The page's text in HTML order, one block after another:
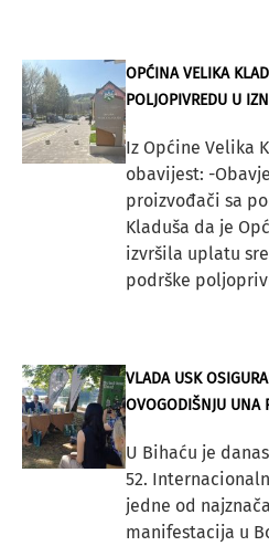
OPĆINA VELIKA
POLJOPIVREDU U
Iz Općine Velika
obavijest: -
proizvođači sa
Kladuša da je
izvršila uplatu
podrške
VLADA USK
OVOGODIŠNJU UNA
U Bihaću je
52.
jedne od
manifestacija u